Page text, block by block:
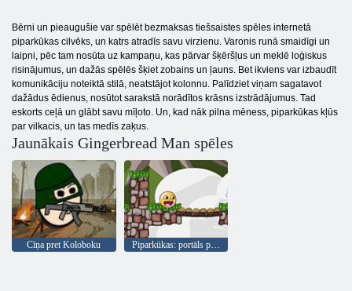
Bērni un pieaugušie var spēlēt bezmaksas tiešsaistes spēles internetā
piparkūkas cilvēks, un katrs atradīs savu virzienu. Varonis runā smaidīgi un
laipni, pēc tam nosūta uz kampaņu, kas pārvar šķēršļus un meklē loģiskus
risinājumus, un dažās spēlēs šķiet zobains un ļauns. Bet ikviens var izbaudīt
komunikāciju noteiktā stilā, neatstājot kolonnu. Palīdziet viņam sagatavot
dažādus ēdienus, nosūtot sarakstā norādītos krāsns izstrādājumus. Tad
eskorts ceļā un glābt savu mīļoto. Un, kad nāk pilna mēness, piparkūkas kļūs
par vilkacis, un tas medīs zaķus.
Jaunākais Gingerbread Man spēles
Cīņa pret Koloboku Piparkūkas: portāls piedzīvojumu